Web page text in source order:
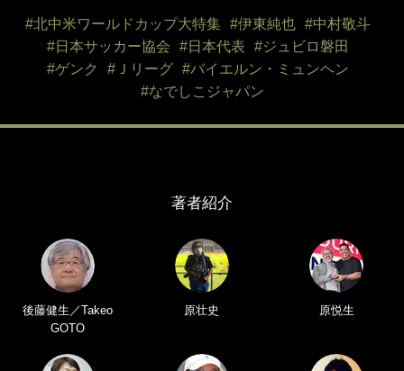
#北中米ワールドカップ大特集 #伊東純也
#中村敬斗
#日本サッカー協会
#日本代表
#ジュビロ磐田
#ゲンク
#Ｊリーグ
#バイエルン・ミュンヘン
#なでしこジャパン
著者紹介
後藤健生／Takeo
GOTO
原壮史 原悦生